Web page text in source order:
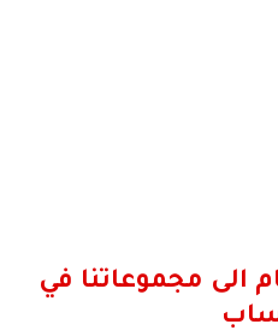
الى مجموعاتنا في